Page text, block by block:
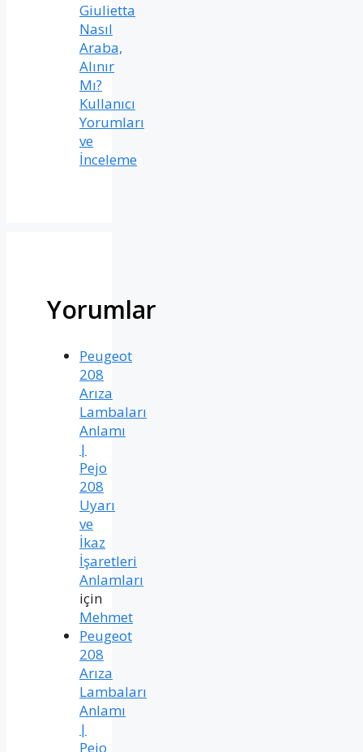
Giulietta
Nasıl
Araba,
Alınır
Mı?
Kullanıcı
Yorumları
ve
İnceleme
Yorumlar
Peugeot
208
Arıza
Lambaları
Anlamı
|
Pejo
208
Uyarı
ve
İkaz
İşaretleri
Anlamları
için
Mehmet
Peugeot
208
Arıza
Lambaları
Anlamı
|
Pejo